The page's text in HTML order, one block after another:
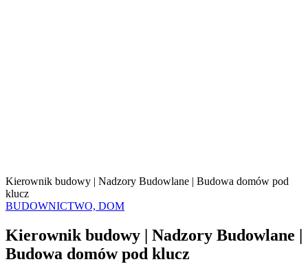
Kierownik budowy | Nadzory Budowlane | Budowa domów pod
klucz
BUDOWNICTWO, DOM
Kierownik budowy | Nadzory Budowlane |
Budowa domów pod klucz